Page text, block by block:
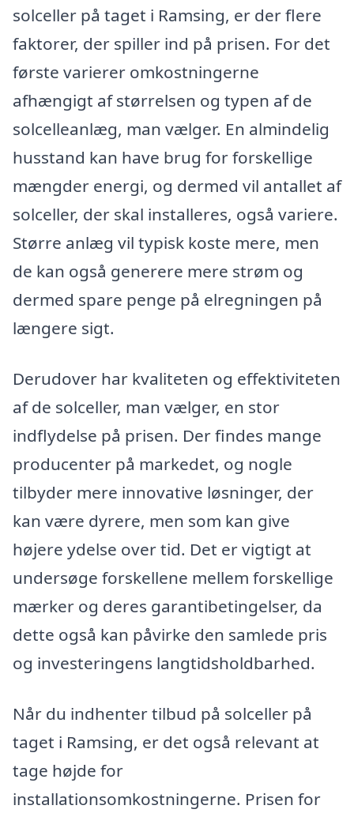
solceller på taget i Ramsing, er der flere
faktorer, der spiller ind på prisen. For det
første varierer omkostningerne
afhængigt af størrelsen og typen af de
solcelleanlæg, man vælger. En almindelig
husstand kan have brug for forskellige
mængder energi, og dermed vil antallet af
solceller, der skal installeres, også variere.
Større anlæg vil typisk koste mere, men
de kan også generere mere strøm og
dermed spare penge på elregningen på
længere sigt.
Derudover har kvaliteten og effektiviteten
af de solceller, man vælger, en stor
indflydelse på prisen. Der findes mange
producenter på markedet, og nogle
tilbyder mere innovative løsninger, der
kan være dyrere, men som kan give
højere ydelse over tid. Det er vigtigt at
undersøge forskellene mellem forskellige
mærker og deres garantibetingelser, da
dette også kan påvirke den samlede pris
og investeringens langtidsholdbarhed.
Når du indhenter tilbud på solceller på
taget i Ramsing, er det også relevant at
tage højde for
installationsomkostningerne. Prisen for